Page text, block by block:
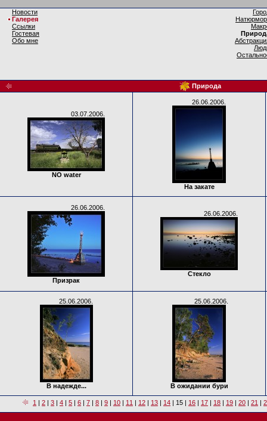
Новости
Галерея
Ссылки
Гостевая
Обо мне
Природа
03.07.2006.
NO water
26.06.2006.
На закате
26.06.2006.
Призрак
26.06.2006.
Стекло
25.06.2006.
В надежде...
25.06.2006.
В ожидании бури
1 | 2 | 3 | 4 | 5 | 6 | 7 | 8 | 9 | 10 | 11 | 12 | 13 | 14 | 15 | 16 | 17 | 18 | 19 | 20 | 21 |